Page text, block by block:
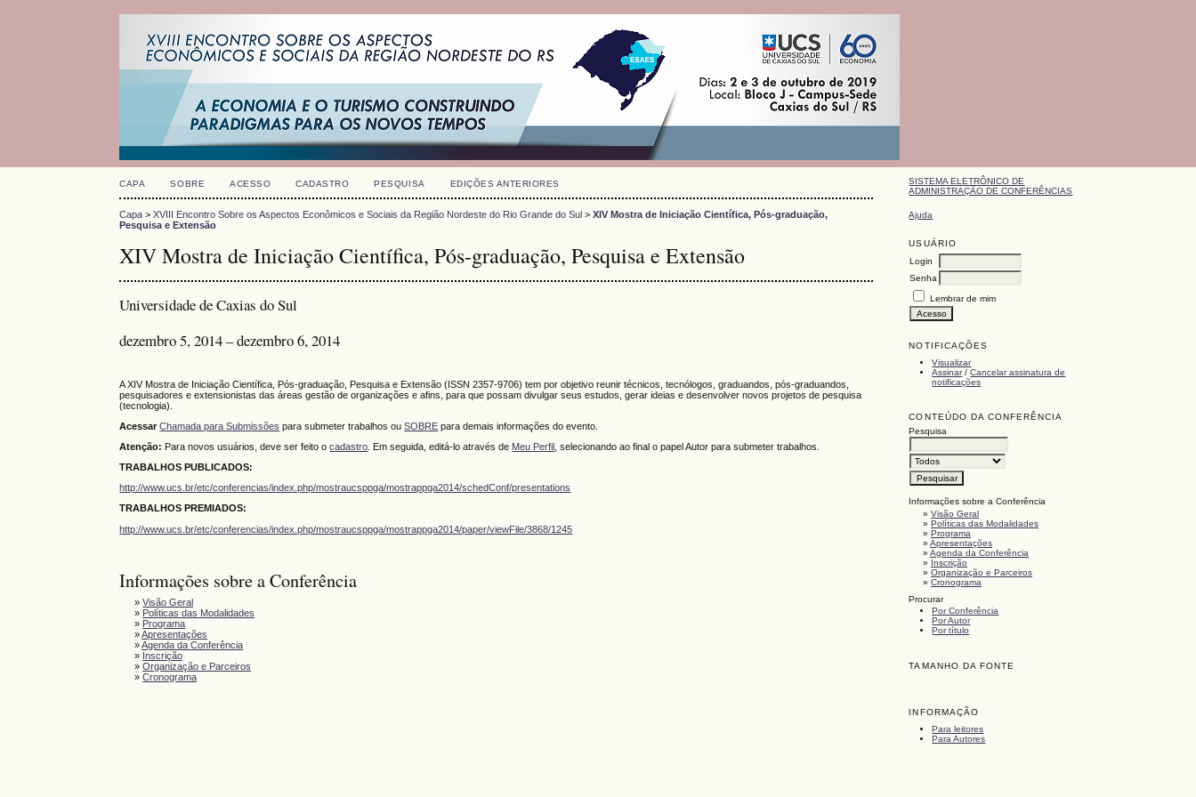
SISTEMA ELETRÔNICO DE
ADMINISTRAÇÃO DE CONFERÊNCIAS
Ajuda
USUÁRIO
Login
Senha
Lembrar de mim
NOTIFICAÇÕES
Visualizar
Assinar/Cancelar assinatura de
notificações
CONTEÚDO DA CONFERÊNCIA
Pesquisa
Informações sobre a Conferência
»Visão Geral
»Políticas das Modalidades
»Programa
»Apresentações
»Agenda da Conferência
» Inscrição
»Organização e Parceiros
»Cronograma
Procurar
Por Conferência
Por Autor
Por título
TAMANHO DA FONTE
INFORMAÇÃO
Para leitores
Para Autores
CAPA SOBRE ACESSO CADASTRO PESQUISA EDIÇÕES ANTERIORES
Capa >XVIII Encontro Sobre os Aspectos Econômicos e Sociais da Região Nordeste do Rio Grande do Sul >XIV Mostra de Iniciação Científica, Pós-graduação,
Pesquisa e Extensão
XIV Mostra de Iniciação Científica, Pós-graduação, Pesquisa e Extensão
Universidade de Caxias do Sul
dezembro 5, 2014 – dezembro 6, 2014
A XIV Mostra de Iniciação Científica, Pós-graduação, Pesquisa e Extensão (ISSN2357-9706) tem por objetivo reunir técnicos, tecnólogos, graduandos, pós-graduandos,
pesquisadores e extensionistas das áreas gestão de organizações e afins, para que possam divulgar seus estudos, gerar ideias e desenvolver novos projetos de pesquisa
(tecnologia).
AcessarChamada para Submissões para submeter trabalhos ouSOBRE para demais informações do evento.
Atenção: Para novos usuários, deve ser feito ocadastro . Em seguida, editá-lo através de Meu Perfil , selecionando ao final o papel Autor para submeter trabalhos.
TRABALHOS PUBLICADOS:
http://www.ucs.br/etc/conferencias/index.php/mostraucsppga/mostrappga2014/schedConf/presentations
TRABALHOS PREMIADOS:
http://www.ucs.br/etc/conferencias/index.php/mostraucsppga/mostrappga2014/paper/viewFile/3868/1245
Informações sobre a Conferência
»Visão Geral
» Políticas das Modalidades
» Programa
»Apresentações
»Agenda da Conferência
» Inscrição
»Organização e Parceiros
»Cronograma